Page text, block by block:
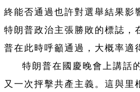
終能否通過也許對選舉結果影
特朗普政治主張勝敗的標誌，
普在此時呼籲通過，大概率適
特朗普在國慶晚會上講話
又一次抨擊共產主義。這與里